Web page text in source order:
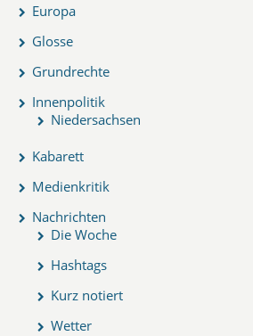
Europa
Glosse
Grundrechte
Innenpolitik
Niedersachsen
Kabarett
Medienkritik
Nachrichten
Die Woche
Hashtags
Kurz notiert
Wetter